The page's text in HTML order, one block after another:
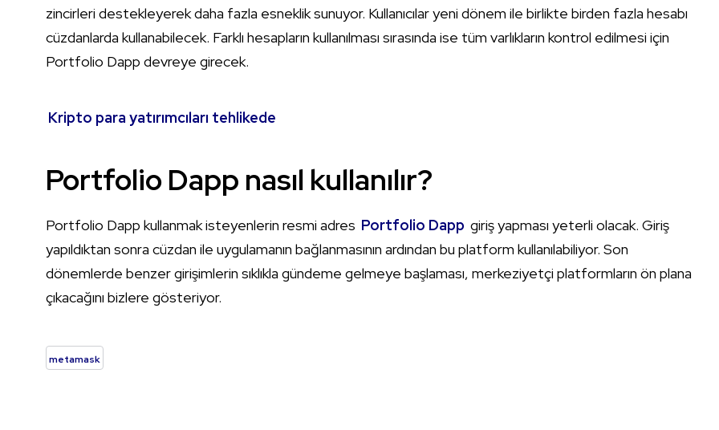
zincirleri destekleyerek daha fazla esneklik sunuyor. Kullanıcılar yeni dönem ile birlikte birden fazla hesabı
cüzdanlarda kullanabilecek. Farklı hesapların kullanılması sırasında ise tüm varlıkların kontrol edilmesi için
Portfolio Dapp devreye girecek.
Kripto para yatırımcıları tehlikede
Portfolio Dapp nasıl kullanılır?
Portfolio Dapp kullanmak isteyenlerin resmi adres Portfolio Dapp giriş yapması yeterli olacak. Giriş
yapıldıktan sonra cüzdan ile uygulamanın bağlanmasının ardından bu platform kullanılabiliyor. Son
dönemlerde benzer girişimlerin sıklıkla gündeme gelmeye başlaması, merkeziyetçi platformların ön plana
çıkacağını bizlere gösteriyor.
metamask